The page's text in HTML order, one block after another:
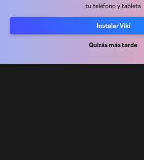
tu teléfono y tableta
Instalar Viki
Quizás más tarde
Centro de prensa
Términos de Uso